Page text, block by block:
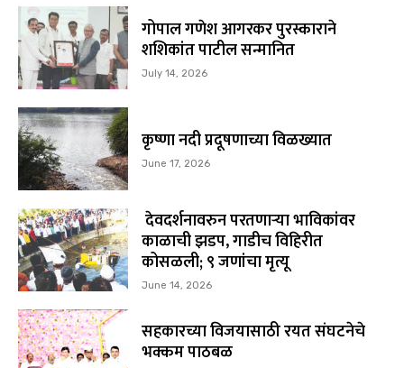
गोपाल गणेश आगरकर पुरस्काराने
शशिकांत पाटील सन्मानित
July 14, 2026
कृष्णा नदी प्रदूषणाच्या विळख्यात
June 17, 2026
देवदर्शनावरुन परतणाऱ्या भाविकांवर
काळाची झडप, गाडीच विहिरीत
कोसळली; ९ जणांचा मृत्यू
June 14, 2026
सहकारच्या विजयासाठी रयत संघटनेचे
भक्कम पाठबळ